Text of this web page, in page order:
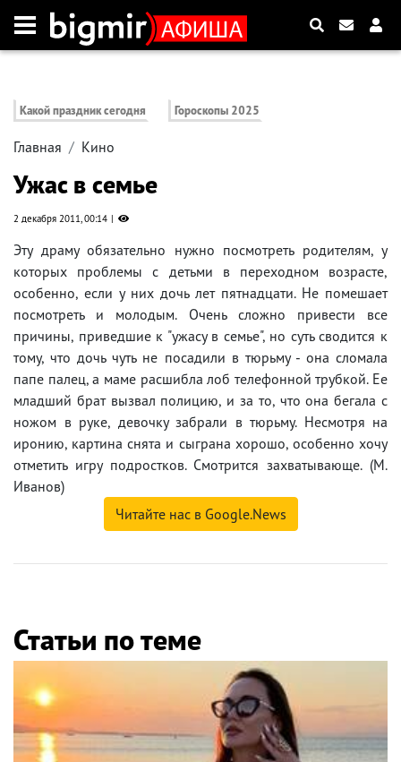
Какой праздник сегодня Гороскопы 2025
Главная Кино
Ужас в семье
2 декабря 2011, 00:14
Эту драму обязательно нужно посмотреть родителям, у
которых проблемы с детьми в переходном возрасте,
особенно, если у них дочь лет пятнадцати. Не помешает
посмотреть и молодым. Очень сложно привести все
причины, приведшие к "ужасу в семье", но суть сводится к
тому, что дочь чуть не посадили в тюрьму - она сломала
папе палец, а маме расшибла лоб телефонной трубкой. Ее
младший брат вызвал полицию, и за то, что она бегала с
ножом в руке, девочку забрали в тюрьму. Несмотря на
иронию, картина снята и сыграна хорошо, особенно хочу
отметить игру подростков. Смотрится захватывающе. (М.
Иванов)
Читайте нас в Google.News
Статьи по теме